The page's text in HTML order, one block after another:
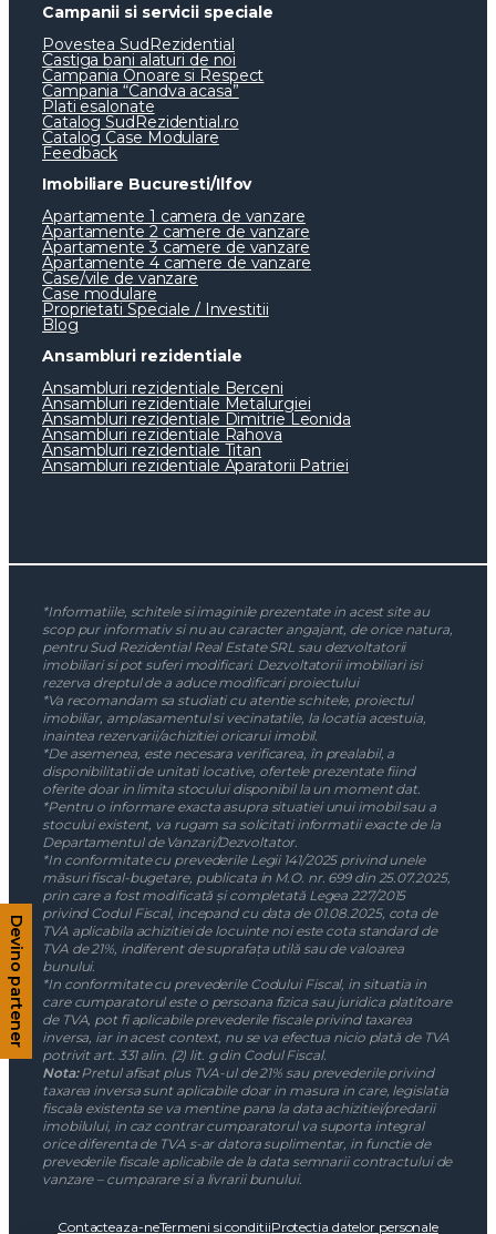
Campanii si servicii speciale
Povestea SudRezidential
Castiga bani alaturi de noi
Campania Onoare si Respect
Campania “Candva acasa”
Plati esalonate
Catalog SudRezidential.ro
Catalog Case Modulare
Feedback
Imobiliare Bucuresti/Ilfov
Apartamente 1 camera de vanzare
Apartamente 2 camere de vanzare
Apartamente 3 camere de vanzare
Apartamente 4 camere de vanzare
Case/vile de vanzare
Case modulare
Proprietati Speciale / Investitii
Blog
Ansambluri rezidentiale
Ansambluri rezidentiale Berceni
Ansambluri rezidentiale Metalurgiei
Ansambluri rezidentiale Dimitrie Leonida
Ansambluri rezidentiale Rahova
Ansambluri rezidentiale Titan
Ansambluri rezidentiale Aparatorii Patriei
*Informatiile, schitele si imaginile prezentate in acest site au
scop pur informativ si nu au caracter angajant, de orice natura,
pentru Sud Rezidential Real Estate SRL sau dezvoltatorii
imobiliari si pot suferi modificari. Dezvoltatorii imobiliari isi
rezerva dreptul de a aduce modificari proiectului
*Va recomandam sa studiati cu atentie schitele, proiectul
imobiliar, amplasamentul si vecinatatile, la locatia acestuia,
inaintea rezervarii/achizitiei oricarui imobil.
*De asemenea, este necesara verificarea, în prealabil, a
disponibilitatii de unitati locative, ofertele prezentate fiind
oferite doar in limita stocului disponibil la un moment dat.
*Pentru o informare exacta asupra situatiei unui imobil sau a
stocului existent, va rugam sa solicitati informatii exacte de la
Departamentul de Vanzari/Dezvoltator.
*In conformitate cu prevederile Legii 141/2025 privind unele
măsuri fiscal-bugetare, publicata in M.O. nr. 699 din 25.07.2025,
prin care a fost modificată și completată Legea 227/2015
privind Codul Fiscal, incepand cu data de 01.08.2025, cota de
TVA aplicabila achizitiei de locuinte noi este cota standard de
TVA de 21%, indiferent de suprafața utilă sau de valoarea
bunului.
*In conformitate cu prevederile Codului Fiscal, in situatia in
care cumparatorul este o persoana fizica sau juridica platitoare
de TVA, pot fi aplicabile prevederile fiscale privind taxarea
inversa, iar in acest context, nu se va efectua nicio plată de TVA
potrivit art. 331 alin. (2) lit. g din Codul Fiscal.
Nota:Pretul afisat plus TVA-ul de 21% sau prevederile privind
taxarea inversa sunt aplicabile doar in masura in care, legislatia
fiscala existenta se va mentine pana la data achizitiei/predarii
imobilului, in caz contrar cumparatorul va suporta integral
orice diferenta de TVA s-ar datora suplimentar, in functie de
prevederile fiscale aplicabile de la data semnarii contractului de
vanzare – cumparare si a livrarii bunului.
Contacteaza-neTermeni si conditiiProtectia datelor personale
Devino partener